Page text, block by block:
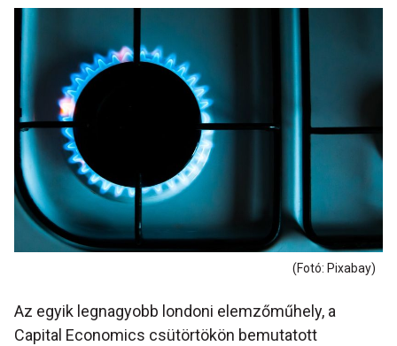
(Fotó: Pixabay)
Az egyik legnagyobb londoni elemzőműhely, a
Capital Economics csütörtökön bemutatott